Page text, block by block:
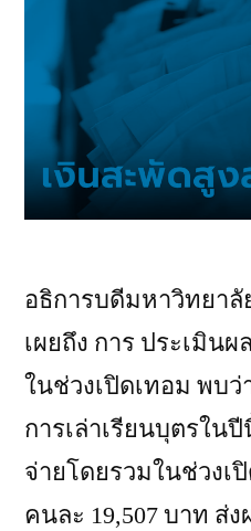
อธิการบดีมหาวิทยา
เผยถึง การ ประเมิน
ในช่วงเปิดเทอม พบว่
การเล่าเรียนบุตรใน
จ่ายโดยรวมในช่วงเ
คนละ 19,507 บาท ส่